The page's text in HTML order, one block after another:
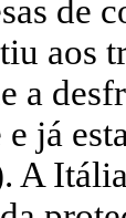
de
aos
a
já
A